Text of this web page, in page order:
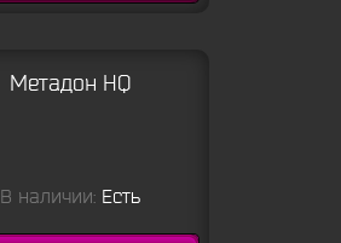
Метадон HQ
В наличии: Есть